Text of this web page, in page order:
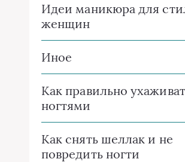
Идеи маникюра для
женщин
Иное
Как правильно
ногтями
Как снять шеллак и не
повредить ногти